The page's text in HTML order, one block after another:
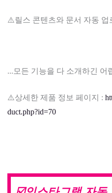
⚠️릴스 콘텐츠와 문서 자동 업
...모든 기능을 다 소개하긴 어
⚠️상세한 제품 정보 페이지 :
duct.php?id=70